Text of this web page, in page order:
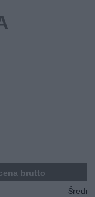
brutto
Średni